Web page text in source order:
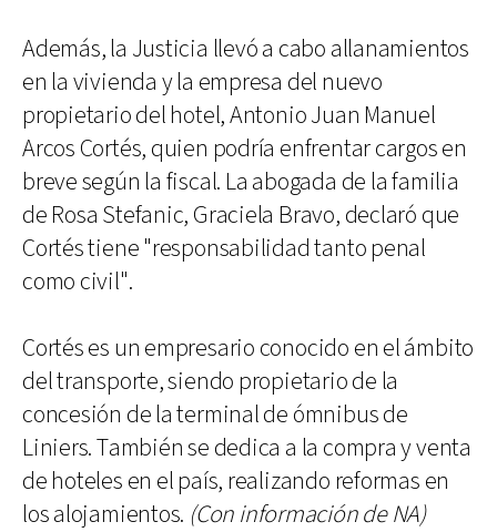
Además, la Justicia llevó a cabo allanamientos
en la vivienda y la empresa del nuevo
propietario del hotel, Antonio Juan Manuel
Arcos Cortés, quien podría enfrentar cargos en
breve según la fiscal. La abogada de la familia
de Rosa Stefanic, Graciela Bravo, declaró que
Cortés tiene "responsabilidad tanto penal
como civil".
Cortés es un empresario conocido en el ámbito
del transporte, siendo propietario de la
concesión de la terminal de ómnibus de
Liniers. También se dedica a la compra y venta
de hoteles en el país, realizando reformas en
los alojamientos. (Con información de NA)